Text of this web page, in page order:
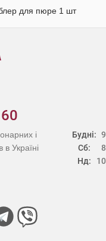
для пюре 1 шт
Будні:
Сб:
Нд:
і
Україні